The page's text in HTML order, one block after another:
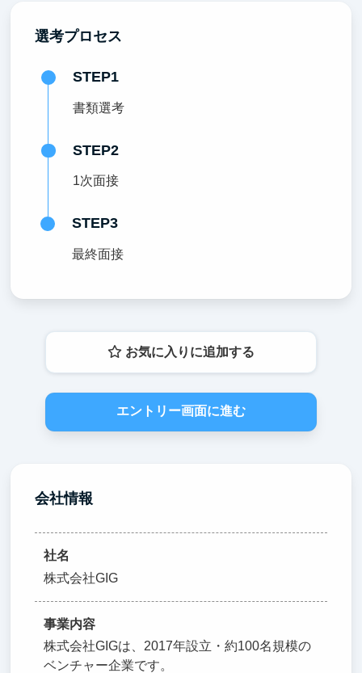
選考プロセス
STEP1
書類選考
STEP2
1次面接
STEP3
最終面接
お気に入りに追加する
エントリー画面に進む
会社情報
社名
株式会社GIG
事業内容
株式会社GIGは、2017年設立・約100名規模の
ベンチャー企業です。